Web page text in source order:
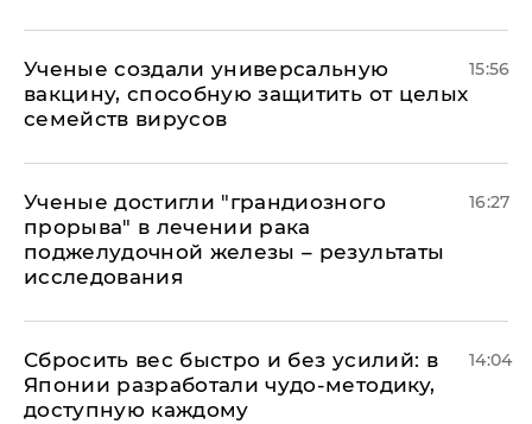
Ученые создали универсальную
вакцину, способную защитить от целых
семейств вирусов
15:56
Ученые достигли "грандиозного
прорыва" в лечении рака
поджелудочной железы – результаты
исследования
16:27
Сбросить вес быстро и без усилий: в
Японии разработали чудо-методику,
доступную каждому
14:04